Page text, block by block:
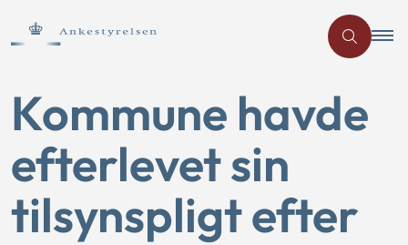
Kommune havde
efterlevet sin
tilsynspligt efter